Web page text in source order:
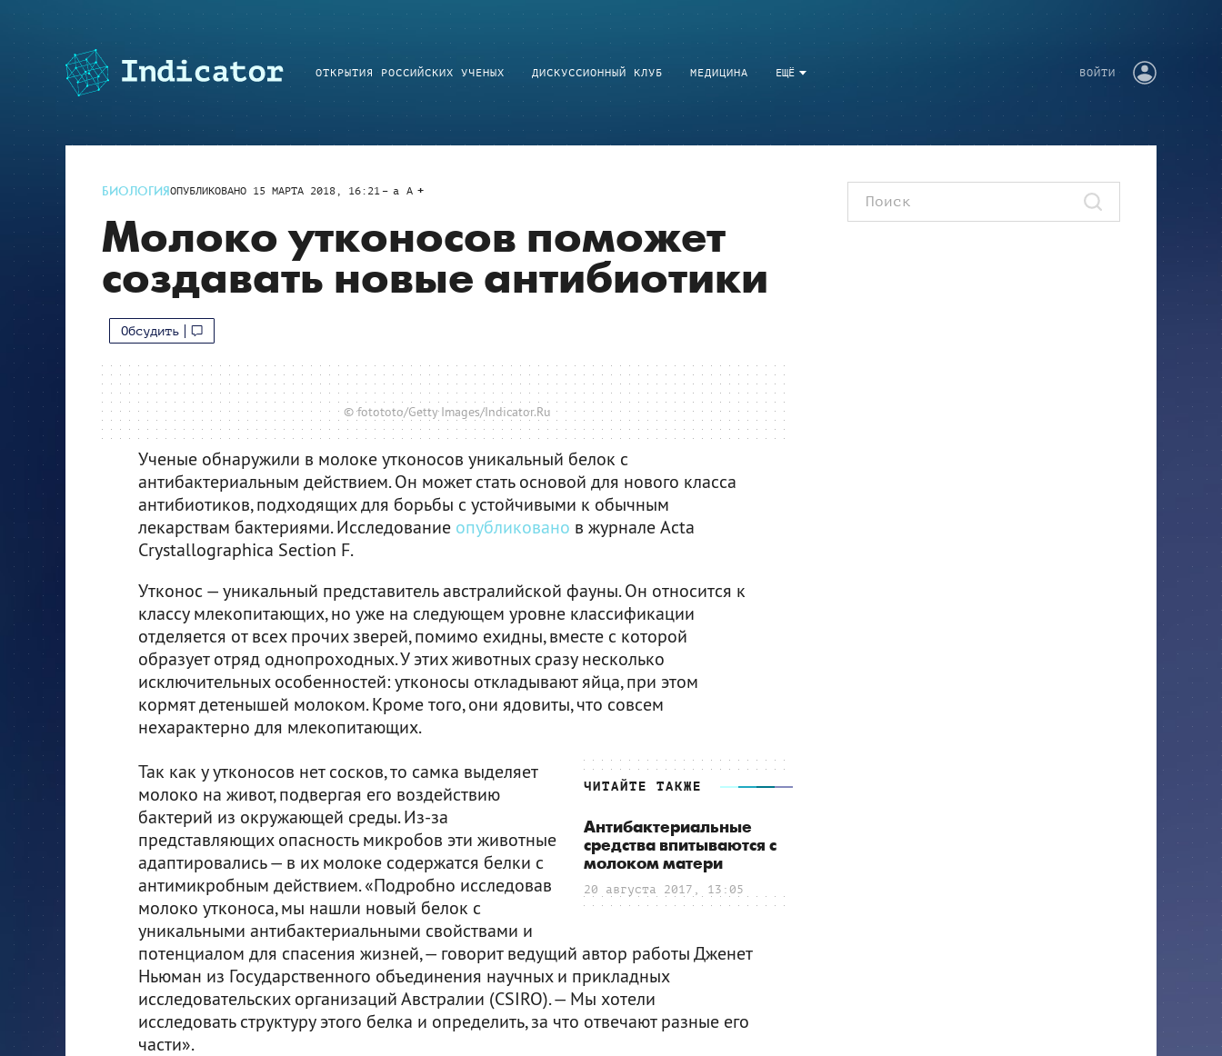
ЕЩЁ
ОТКРЫТИЯ РОССИЙСКИХ УЧЕНЫХ ДИСКУССИОННЫЙ КЛУБ МЕДИЦИНА ВОЙТИ
БИОЛОГИЯОПУБЛИКОВАНО 15 МАРТА 2018, 16:21 a A
Молоко утконосов поможет
создавать новые антибиотики
Обсудить
© fotototo/Getty Images/Indicator.Ru
Ученые обнаружили в молоке утконосов уникальный белок с
антибактериальным действием. Он может стать основой для нового класса
антибиотиков, подходящих для борьбы с устойчивыми к обычным
лекарствам бактериями. Исследование опубликовано в журнале Acta
Crystallographica Section F.
Утконос — уникальный представитель австралийской фауны. Он относится к
классу млекопитающих, но уже на следующем уровне классификации
отделяется от всех прочих зверей, помимо ехидны, вместе с которой
образует отряд однопроходных. У этих животных сразу несколько
исключительных особенностей: утконосы откладывают яйца, при этом
кормят детенышей молоком. Кроме того, они ядовиты, что совсем
нехарактерно для млекопитающих.
ЧИТАЙТЕ ТАКЖЕ
Антибактериальные
средства впитываются с
молоком матери
20 августа 2017, 13:05
Так как у утконосов нет сосков, то самка выделяет
молоко на живот, подвергая его воздействию
бактерий из окружающей среды. Из-за
представляющих опасность микробов эти животные
адаптировались — в их молоке содержатся белки с
антимикробным действием. «Подробно исследовав
молоко утконоса, мы нашли новый белок с
уникальными антибактериальными свойствами и
потенциалом для спасения жизней, — говорит ведущий автор работы Дженет
Ньюман из Государственного объединения научных и прикладных
исследовательских организаций Австралии (CSIRO). — Мы хотели
исследовать структуру этого белка и определить, за что отвечают разные его
части».